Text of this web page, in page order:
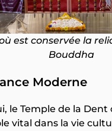
est conservée la
Bouddha
Moderne
le Temple de la Dent
vital dans la vie